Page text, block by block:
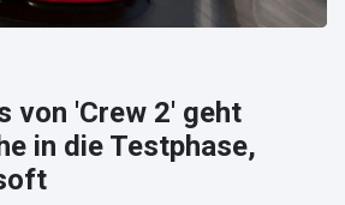
von 'Crew 2' geht
in die Testphase,